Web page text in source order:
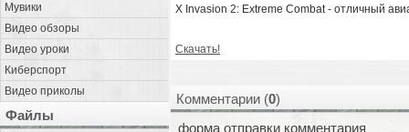
Мувики
Видео обзоры
Видео уроки
Киберспорт
Видео приколы
Файлы
X Invasion 2: Extreme Combat - отличный
Скачать!
Комментарии (0)
форма отправки комментария